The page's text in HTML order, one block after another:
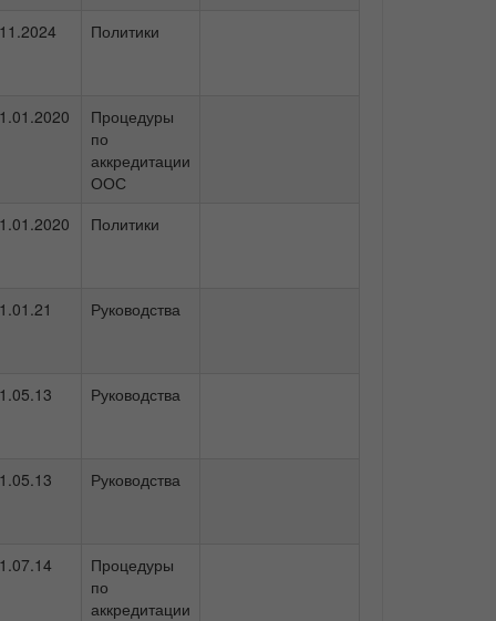
Политики
Процедуры
по
аккредитации
ООС
Политики
Руководства
Руководства
Руководства
Процедуры
по
аккредитации